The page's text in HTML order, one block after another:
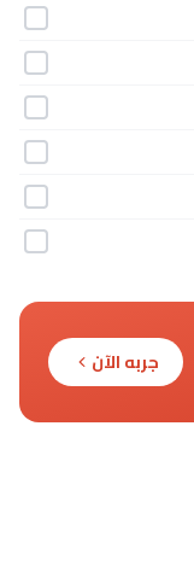
جربه الآن